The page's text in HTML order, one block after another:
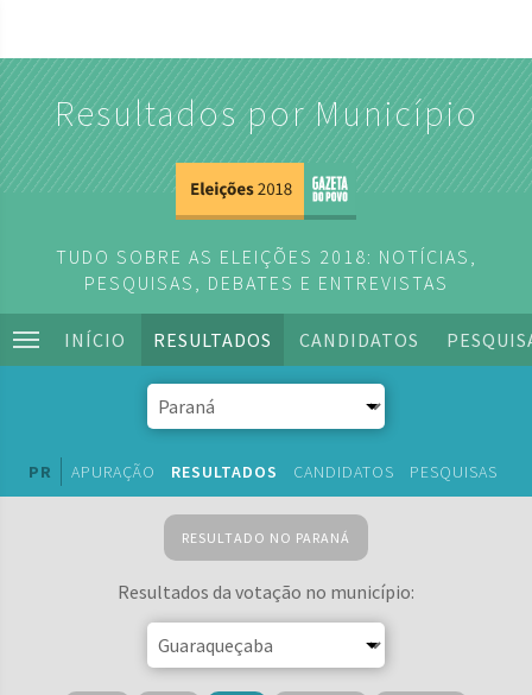
Resultados por Município
TUDO SOBRE AS ELEIÇÕES 2018: NOTÍCIAS,
PESQUISAS, DEBATES E ENTREVISTAS
INÍCIO RESULTADOS CANDIDATOS
PR APURAÇÃO RESULTADOS CANDIDATOS PESQUISAS
RESULTADO NO PARANÁ
Resultados da votação no município: